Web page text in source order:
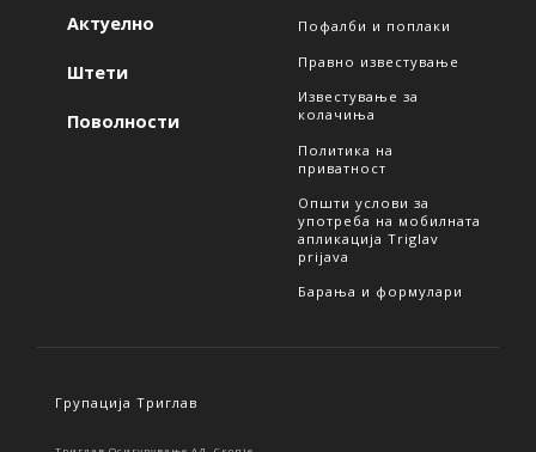
Актуелно
Штети
Поволности
Пофалби и поплаки
Правно известување
Известување за
колачиња
Политика на
приватност
Општи услови за
употреба на мобилната
апликација Triglav
prijava
Барања и формулари
Групација Триглав